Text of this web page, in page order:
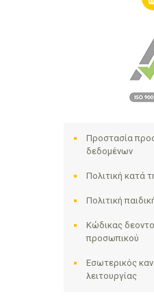
Προστασία
δεδομένων
Πολιτική κατά
Πολιτική
Κώδικας
προσωπικού
Εσωτερικός
λειτουργίας